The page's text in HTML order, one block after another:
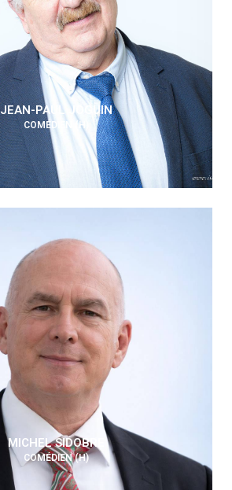
JEAN-PAUL JOGUIN
COMÉDIEN (H)
MICHEL SIDOBRE
COMÉDIEN (H)